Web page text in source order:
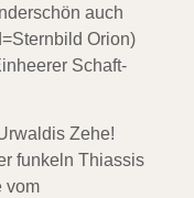
auch
Orion)
Schaft-
Zehe!
funkeln Thiassis
vom